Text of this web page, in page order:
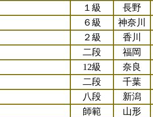
１級 長野
６級 神奈川
２級 香川
二段 福岡
12級 奈良
二段 千葉
八段 新潟
師範 山形